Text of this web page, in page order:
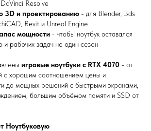
Resolve
3D и проектированию - для Blender, 3ds
Revit и Unreal Engine
мощности - чтобы ноутбук оставался
и рабочих задач не один сезон
игровые ноутбуки с RTX 4070 - от
с хорошим соотношением цены и
до мощных решений с быстрыми экранами,
большим объёмом памяти и SSD от
Ноутбуковую